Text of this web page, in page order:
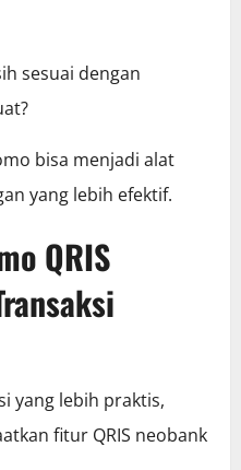
sesuai dengan
bisa menjadi alat
yang lebih efektif.
QRIS
yang lebih praktis,
fitur QRIS neobank